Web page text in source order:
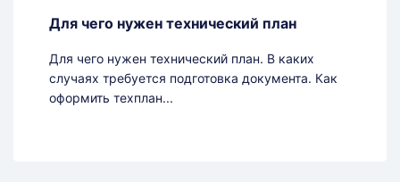
Для чего нужен технический план
Для чего нужен технический план. В каких
случаях требуется подготовка документа. Как
оформить техплан...